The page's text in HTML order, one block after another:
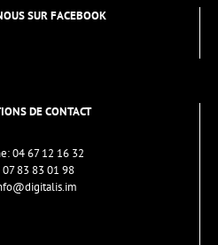
SUR FACEBOOK
DE CONTACT
04 67 12 16 32
07 83 83 01 98